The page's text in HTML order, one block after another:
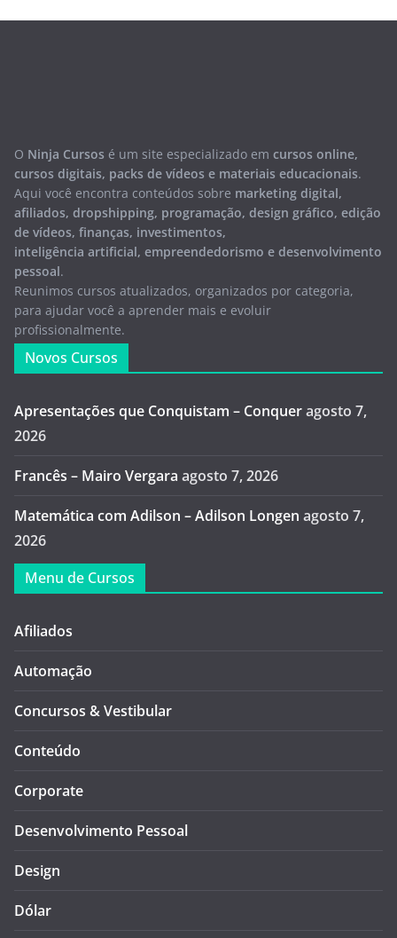
O Ninja Cursos é um site especializado em cursos online,
cursos digitais, packs de vídeos e materiais educacionais.
Aqui você encontra conteúdos sobre marketing digital,
afiliados, dropshipping, programação, design gráfico, edição
de vídeos, finanças, investimentos,
inteligência artificial, empreendedorismo e desenvolvimento
pessoal.
Reunimos cursos atualizados, organizados por categoria,
para ajudar você a aprender mais e evoluir
profissionalmente.
Novos Cursos
Apresentações que Conquistam – Conqueragosto 7,
2026
Francês – Mairo Vergara agosto 7, 2026
Matemática com Adilson – Adilson Longen agosto 7,
2026
Menu de Cursos
Afiliados
Automação
Concursos & Vestibular
Conteúdo
Corporate
Desenvolvimento Pessoal
Design
Dólar